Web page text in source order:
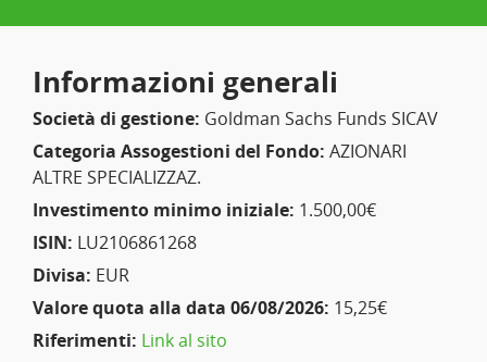
Informazioni generali
Società di gestione: Goldman Sachs Funds SICAV
Categoria Assogestioni del Fondo: AZIONARI
ALTRE SPECIALIZZAZ.
Investimento minimo iniziale: 1.500,00€
ISIN: LU2106861268
Divisa: EUR
Valore quota alla data 06/08/2026: 15,25€
Riferimenti: Link al sito